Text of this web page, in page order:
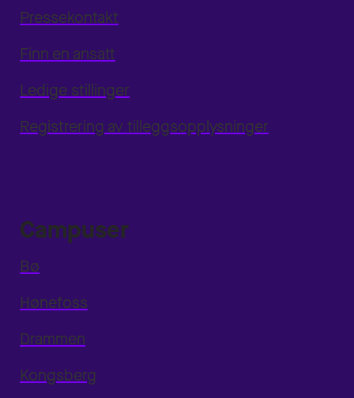
Pressekontakt
Finn en ansatt
Ledige stillinger
Registrering av tilleggsopplysninger
Campuser
Bø
Hønefoss
Drammen
Kongsberg